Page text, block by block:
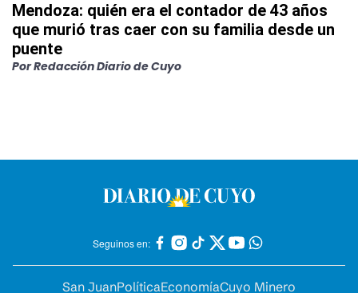
Mendoza: quién era el contador de 43 años
que murió tras caer con su familia desde un
puente
PorRedacción Diario de Cuyo
Seguinos en:
San JuanPolíticaEconomíaCuyo Minero